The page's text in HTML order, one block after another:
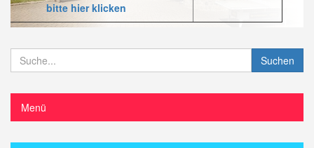
bitte hier klicken
Suchen
Menü